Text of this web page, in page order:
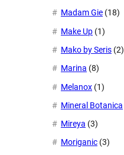
Madam Gie (18)
Make Up (1)
Mako by Seris (2)
Marina (8)
Melanox (1)
Mineral Botanica
Mireya (3)
Moriganic (3)